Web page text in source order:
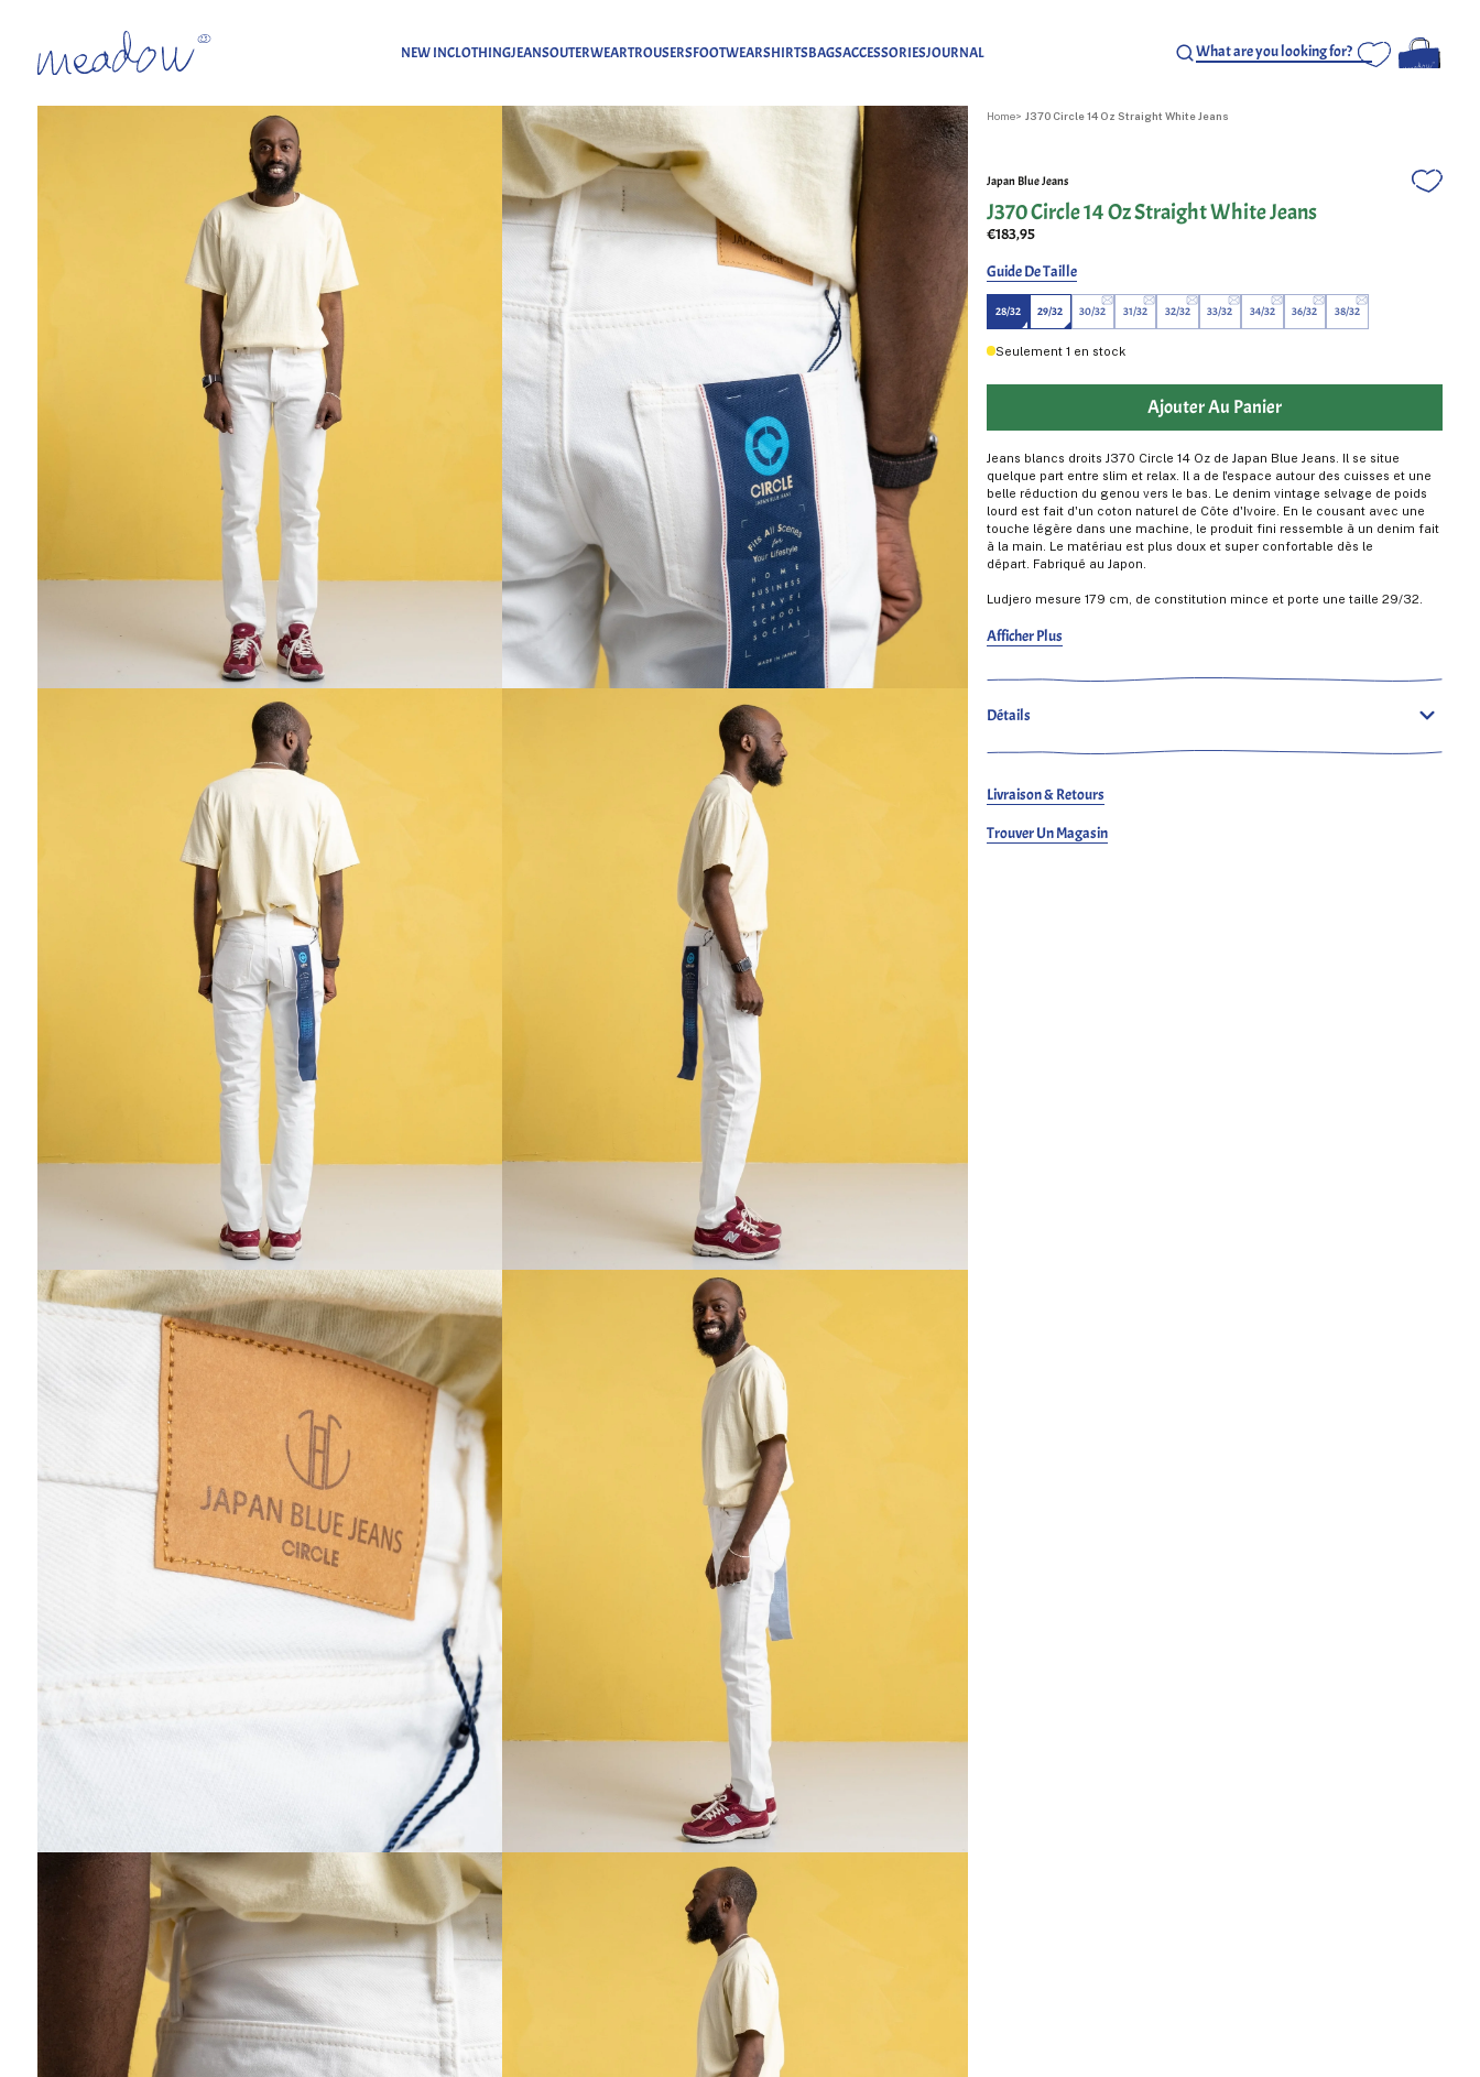
NEW INCLOTHINGJEANSOUTERWEARTROUSERSFOOTWEARSHIRTSBAGSACCESSORIESJOURNAL
Home J370 Circle 14 Oz Straight White Jeans
Japan Blue Jeans
J370 Circle 14 Oz Straight White Jeans
€183,95
Guide De Taille
28/32 29/32 30/32 31/32 32/32 33/32 34/32 36/32 38/32
Seulement1 en stock
Ajouter Au Panier
Jeans blancs droits J370 Circle 14 Oz de Japan Blue Jeans. Il se situe
quelque part entre slim et relax. Il a de l'espace autour des cuisses et une
belle réduction du genou vers le bas. Le denim vintage selvage de poids
lourd est fait d'un coton naturel de Côte d'Ivoire. En le cousant avec une
touche légère dans une machine, le produit fini ressemble à un denim fait
à la main. Le matériau est plus doux et super confortable dès le
départ. Fabriqué au Japon.
Ludjero mesure 179 cm, de constitution mince et porte une taille 29/32.
Afficher Plus
Détails
Livraison & Retours
Trouver Un Magasin